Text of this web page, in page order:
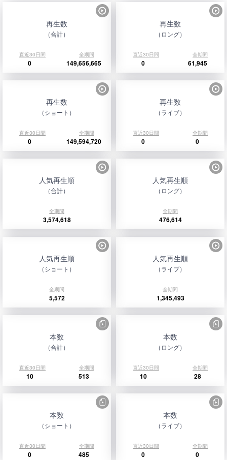
再生数
（合計）
直近30日間 全期間
0 149,656,665
再生数
（ロング）
直近30日間 全期間
0 61,945
再生数
（ショート）
直近30日間 全期間
0 149,594,720
再生数
（ライブ）
直近30日間 全期間
0 0
人気再生順
（合計）
全期間
3,574,618
人気再生順
（ロング）
全期間
476,614
人気再生順
（ショート）
全期間
5,572
人気再生順
（ライブ）
全期間
1,345,493
本数
（合計）
直近30日間 全期間
10 513
本数
（ロング）
直近30日間 全期間
10 28
本数
（ショート）
直近30日間 全期間
0 485
本数
（ライブ）
直近30日間 全期間
0 0